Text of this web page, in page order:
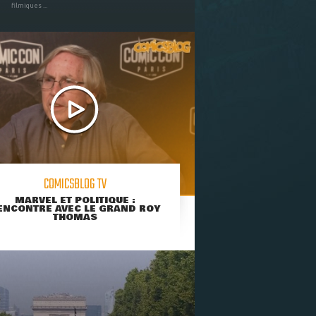
filmiques ...
COMICSBLOG TV
MARVEL ET POLITIQUE :
AVEC LE GRAND ROY
THOMAS